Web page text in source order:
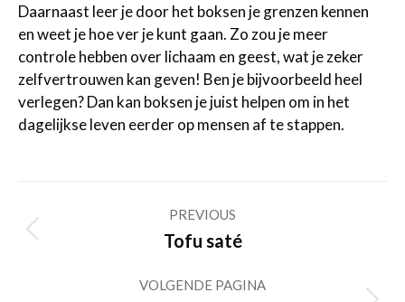
Daarnaast leer je door het boksen je grenzen kennen
en weet je hoe ver je kunt gaan. Zo zou je meer
controle hebben over lichaam en geest, wat je zeker
zelfvertrouwen kan geven! Ben je bijvoorbeeld heel
verlegen? Dan kan boksen je juist helpen om in het
dagelijkse leven eerder op mensen af te stappen.
navigation
PREVIOUS
Previous
Tofu saté
VOLGENDE PAGINA